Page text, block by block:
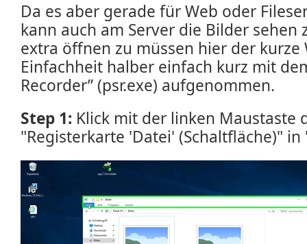
Da es aber gerade für Web oder
kann auch am Server die Bilder sehen
extra öffnen zu müssen hier der kurze
Einfachheit halber einfach kurz mit
Recorder” (psr.exe) aufgenommen.
Step 1: Klick mit der linken Maustaste
"Registerkarte 'Datei' (Schaltfläche)"